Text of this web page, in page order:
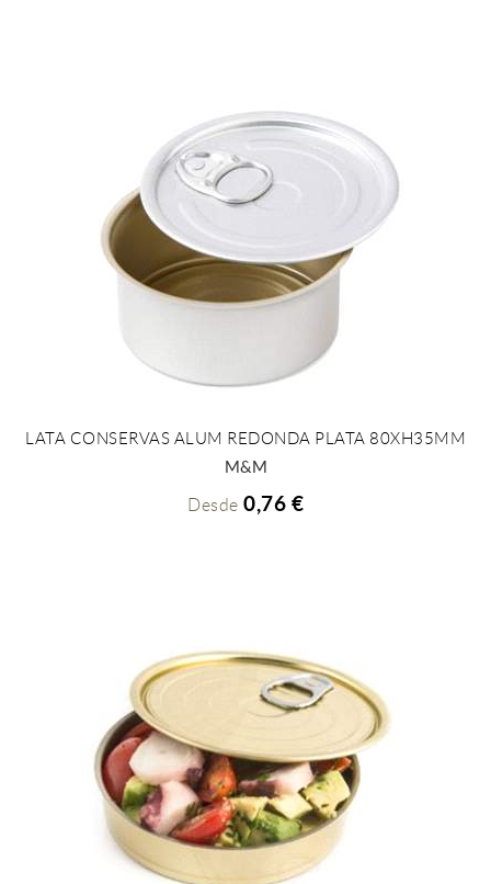
+ INFO
LATA CONSERVAS ALUM REDONDA PLATA 80XH35MM
M&M
Desde 0,76 €